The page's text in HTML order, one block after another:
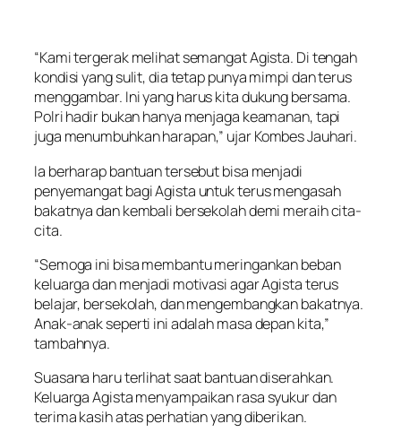
“Kami tergerak melihat semangat Agista. Di tengah
kondisi yang sulit, dia tetap punya mimpi dan terus
menggambar. Ini yang harus kita dukung bersama.
Polri hadir bukan hanya menjaga keamanan, tapi
juga menumbuhkan harapan,” ujar Kombes Jauhari.
Ia berharap bantuan tersebut bisa menjadi
penyemangat bagi Agista untuk terus mengasah
bakatnya dan kembali bersekolah demi meraih cita-
cita.
“Semoga ini bisa membantu meringankan beban
keluarga dan menjadi motivasi agar Agista terus
belajar, bersekolah, dan mengembangkan bakatnya.
Anak-anak seperti ini adalah masa depan kita,”
tambahnya.
Suasana haru terlihat saat bantuan diserahkan.
Keluarga Agista menyampaikan rasa syukur dan
terima kasih atas perhatian yang diberikan.